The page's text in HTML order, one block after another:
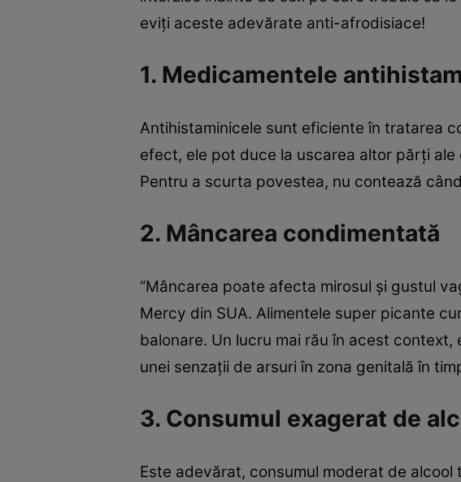
eviţi aceste adevărate anti-afrodisiace!
1. Medicamentele
Antihistaminicele sunt eficiente în tratarea
efect, ele pot duce la uscarea altor părţi
Pentru a scurta povestea, nu contează
2. Mâncarea condimentată
“Mâncarea poate afecta mirosul şi gustul
Mercy din SUA. Alimentele super picante
balonare. Un lucru mai rău în acest
unei senzaţii de arsuri în zona genitală în
3. Consumul exagerat de
Este adevărat, consumul moderat de